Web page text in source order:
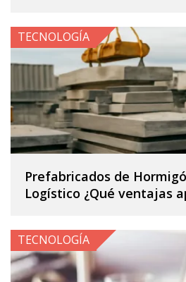
Prefabricados de
Logístico ¿Qué ventajas
TECNOLOGÍA
TECNOLOGÍA